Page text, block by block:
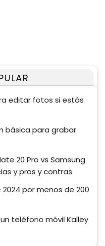
editar fotos si estás
básica para grabar
20 Pro vs Samsung
y pros y contras
por menos de 200
teléfono móvil Kalley